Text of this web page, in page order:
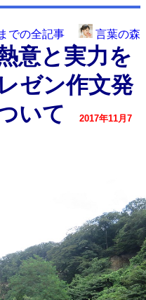
での全記事 言葉の森
意と実力を
ゼン作文発
いて
2017年11月7